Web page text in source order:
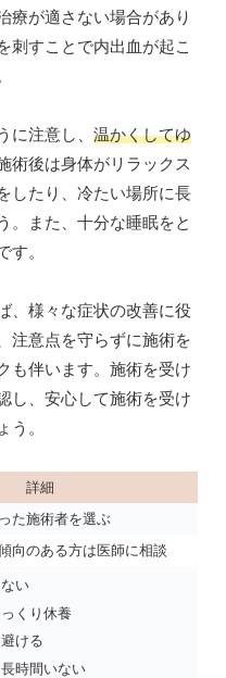
療が適さない場合があり
刺すことで内出血が起こ
に注意し、 温かくしてゆ
術後は身体がリラックス
したり、冷たい場所に長
。また、十分な睡眠をと
す。
、様々な症状の改善に役
注意点を守らずに施術を
も伴います。施術を受け
し、安心して施術を受け
う。
詳細
た施術者を選ぶ
向のある方は医師に相談
い
くり休養
ける
時間いない